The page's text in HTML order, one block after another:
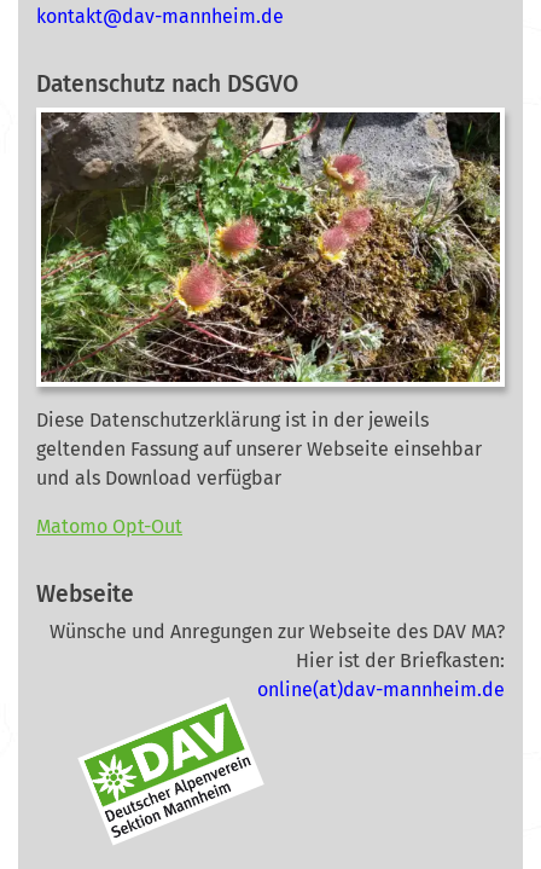
ed.mi
ehnna
m-vad
@tkat
nok
Datenschutz nach DSGVO
Diese Datenschutzerklärung ist in der jeweils
geltenden Fassung auf unserer Webseite einsehbar
und als Download verfügbar
Matomo Opt-Out
Webseite
Wünsche und Anregungen zur Webseite des DAV MA?
Hier ist der Briefkasten:
online(at)dav-mannheim.de